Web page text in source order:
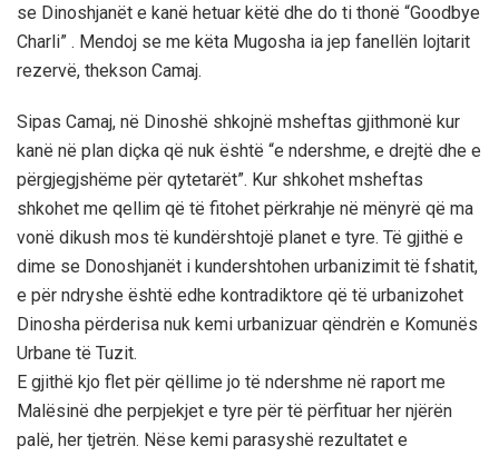
se Dinoshjanët e kanë hetuar këtë dhe do ti thonë “Goodbye
Charli” . Mendoj se me këta Mugosha ia jep fanellën lojtarit
rezervë, thekson Camaj.
Sipas Camaj, në Dinoshë shkojnë msheftas gjithmonë kur
kanë në plan diçka që nuk është “e ndershme, e drejtë dhe e
përgjegjshëme për qytetarët”. Kur shkohet msheftas
shkohet me qellim që të fitohet përkrahje në mënyrë që ma
vonë dikush mos të kundërshtojë planet e tyre. Të gjithë e
dime se Donoshjanët i kundershtohen urbanizimit të fshatit,
e për ndryshe është edhe kontradiktore që të urbanizohet
Dinosha përderisa nuk kemi urbanizuar qëndrën e Komunës
Urbane të Tuzit.
E gjithë kjo flet për qëllime jo të ndershme në raport me
Malësinë dhe perpjekjet e tyre për të përfituar her njërën
palë, her tjetrën. Nëse kemi parasyshë rezultatet e